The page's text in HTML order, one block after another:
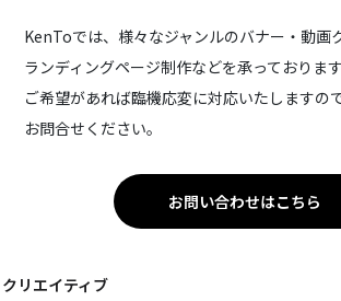
KenToでは、様々なジャンルのバナー・動画
ランディングページ制作などを承っておりま
ご希望があれば臨機応変に対応いたしますの
お問合せください。
お問い合わせはこちら
クリエイティブ